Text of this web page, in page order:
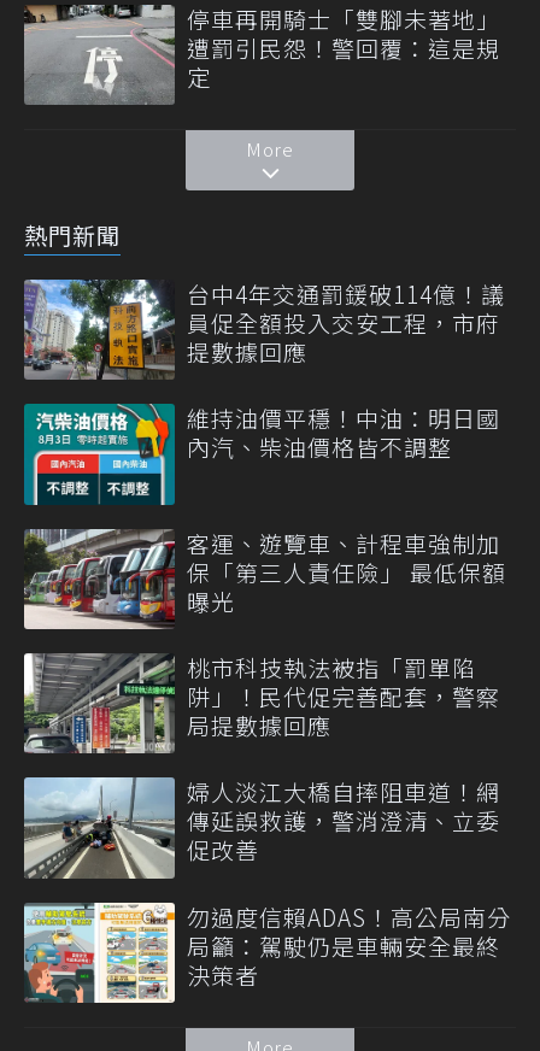
停車再開騎士「雙腳未著地」
遭罰引民怨！警回覆：這是規
定
More
熱門新聞
台中4年交通罰鍰破114億！議
員促全額投入交安工程，市府
提數據回應
維持油價平穩！中油：明日國
內汽、柴油價格皆不調整
客運、遊覽車、計程車強制加
保「第三人責任險」 最低保額
曝光
桃市科技執法被指「罰單陷
阱」！民代促完善配套，警察
局提數據回應
婦人淡江大橋自摔阻車道！網
傳延誤救護，警消澄清、立委
促改善
勿過度信賴ADAS！高公局南分
局籲：駕駛仍是車輛安全最終
決策者